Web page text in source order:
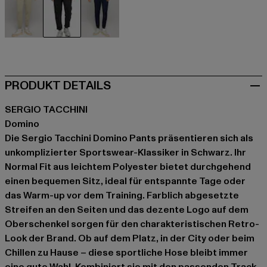
PRODUKT DETAILS
SERGIO TACCHINI
Domino
Die Sergio Tacchini Domino Pants präsentieren sich als
unkomplizierter Sportswear-Klassiker in Schwarz. Ihr
Normal Fit aus leichtem Polyester bietet durchgehend
einen bequemen Sitz, ideal für entspannte Tage oder
das Warm-up vor dem Training. Farblich abgesetzte
Streifen an den Seiten und das dezente Logo auf dem
Oberschenkel sorgen für den charakteristischen Retro-
Look der Brand. Ob auf dem Platz, in der City oder beim
Chillen zu Hause – diese sportliche Hose bleibt immer